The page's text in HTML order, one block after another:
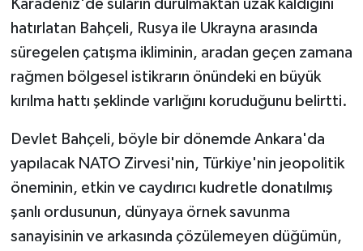
Karadeniz'de suların durulmaktan uzak kaldığını
hatırlatan Bahçeli, Rusya ile Ukrayna arasında
süregelen çatışma ikliminin, aradan geçen zamana
rağmen bölgesel istikrarın önündeki en büyük
kırılma hattı şeklinde varlığını koruduğunu belirtti.
Devlet Bahçeli, böyle bir dönemde Ankara'da
yapılacak NATO Zirvesi'nin, Türkiye'nin jeopolitik
öneminin, etkin ve caydırıcı kudretle donatılmış
şanlı ordusunun, dünyaya örnek savunma
sanayisinin ve arkasında çözülemeyen düğümün,